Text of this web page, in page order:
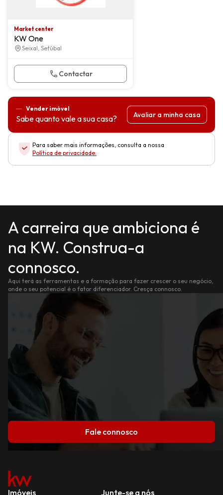
Market center
KW One
Seixal, Setúbal
Contactar
Vender imóvel
Sabe quanto vale a sua casa? Avaliar a minha casa
Para saber mais informações, consulta a nossa
Política de privacidade.
A carreira que ambiciona é
na KW. Construa-a
connosco.
Aqui terá as ferramentas e a formação para fazer crescer o seu negócio,
onde o seu potencial é o fator diferenciador. Cresça connosco.
Fale connosco
Imóveis Junte-se a nós